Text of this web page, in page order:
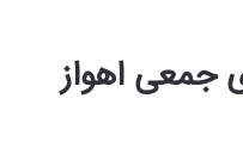
جمعی اهواز